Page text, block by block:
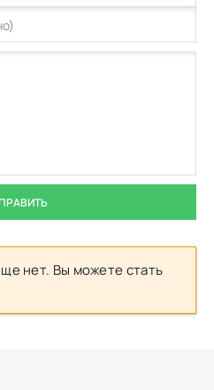
нет. Вы можете стать